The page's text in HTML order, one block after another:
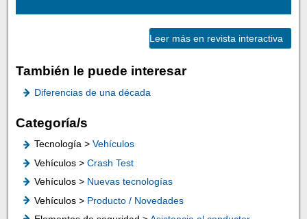
Leer más en revista interactiva
También le puede interesar
Diferencias de una década
Categoría/s
Tecnología > Vehículos
Vehículos > Crash Test
Vehículos > Nuevas tecnologías
Vehículos > Producto / Novedades